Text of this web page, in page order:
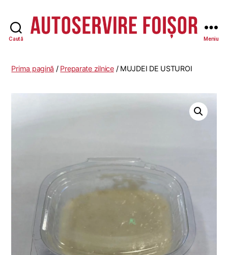
Caută Meniu
Prima pagină / Preparate zilnice/ MUJDEI DE USTUROI